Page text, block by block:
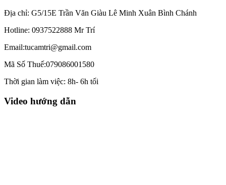
Địa chỉ: G5/15E Trần Văn Giàu Lê Minh Xuân Bình Chánh
Hotline: 0937522888 Mr Trí
Email:tucamtri@gmail.com
Mã Số Thuế:079086001580
Thời gian làm việc: 8h- 6h tối
Video hướng dẫn